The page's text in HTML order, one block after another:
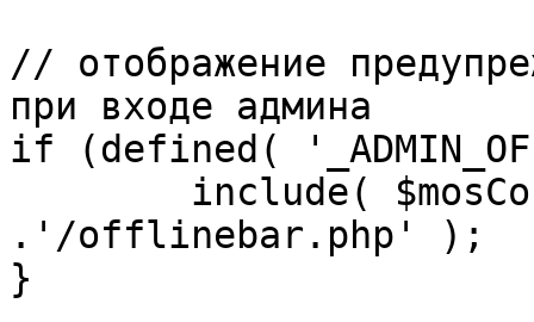
// отображение
при входе админа
if (defined(
.'/offlinebar.php' );
}